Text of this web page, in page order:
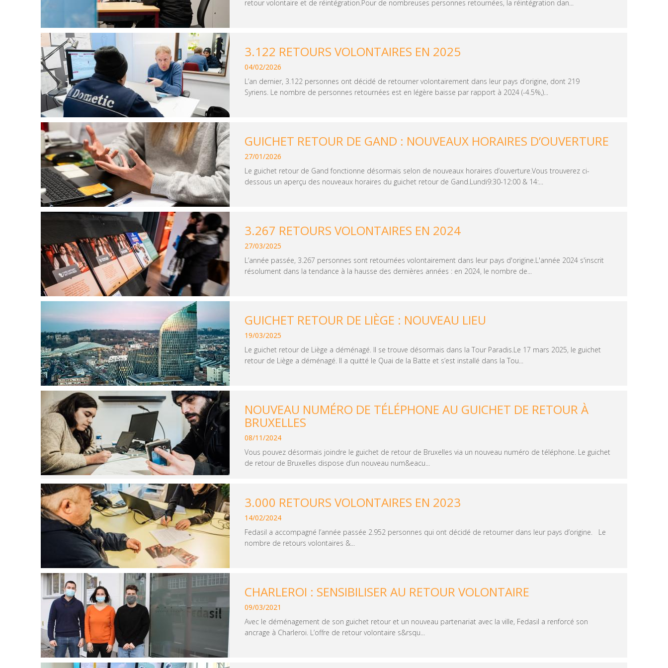
retour volontaire et de réintégration.Pour de nombreuses personnes retournées, la réintégration dan...
3.122 RETOURS VOLONTAIRES EN 2025
04/02/2026
L’an dernier, 3.122 personnes ont décidé de retourner volontairement dans leur pays d’origine, dont 219
Syriens. Le nombre de personnes retournées est en légère baisse par rapport à 2024 (-4.5%,)...
GUICHET RETOUR DE GAND : NOUVEAUX HORAIRES D’OUVERTURE
27/01/2026
Le guichet retour de Gand fonctionne désormais selon de nouveaux horaires d’ouverture.Vous trouverez ci-
dessous un aperçu des nouveaux horaires du guichet retour de Gand.Lundi9:30-12:00 & 14:...
3.267 RETOURS VOLONTAIRES EN 2024
27/03/2025
L’année passée, 3.267 personnes sont retournées volontairement dans leur pays d'origine.L'année 2024 s'inscrit
résolument dans la tendance à la hausse des dernières années : en 2024, le nombre de...
GUICHET RETOUR DE LIÈGE : NOUVEAU LIEU
19/03/2025
Le guichet retour de Liège a déménagé. Il se trouve désormais dans la Tour Paradis.Le 17 mars 2025, le guichet
retour de Liège a déménagé. Il a quitté le Quai de la Batte et s’est installé dans la Tou...
NOUVEAU NUMÉRO DE TÉLÉPHONE AU GUICHET DE RETOUR À
BRUXELLES
08/11/2024
Vous pouvez désormais joindre le guichet de retour de Bruxelles via un nouveau numéro de téléphone. Le guichet
de retour de Bruxelles dispose d’un nouveau num&eacu...
3.000 RETOURS VOLONTAIRES EN 2023
14/02/2024
Fedasil a accompagné l’année passée 2.952 personnes qui ont décidé de retourner dans leur pays d’origine. Le
nombre de retours volontaires &...
CHARLEROI : SENSIBILISER AU RETOUR VOLONTAIRE
09/03/2021
Avec le déménagement de son guichet retour et un nouveau partenariat avec la ville, Fedasil a renforcé son
ancrage à Charleroi. L’offre de retour volontaire s&rsqu...